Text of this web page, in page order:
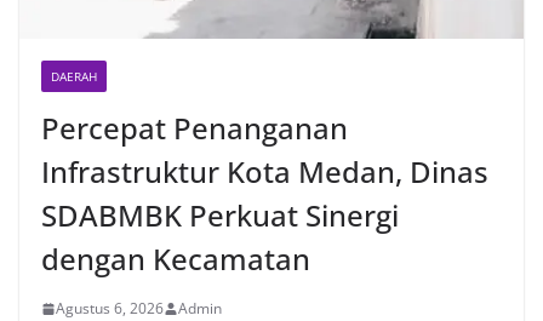
momentum bersejarah HUT Kemerdekaan
Republik Indonesia.‎Kegiatan sambang ini
rencananya akan terus dilaksanakan secara rutin
oleh Bhabinkamtibmas di wilayah Kelurahan
Sunggal sebagai bagian dari upaya menciptakan
situasi Kamtibmas yang aman dan kondusif,
sekaligus menumbuhkan semangat nasionalisme
warga dalam menyambut Hari Kemerdekaan RI.
DAERAH
Percepat Penanganan
Infrastruktur Kota Medan, Dinas
SDABMBK Perkuat Sinergi
dengan Kecamatan
Agustus 6, 2026 Admin